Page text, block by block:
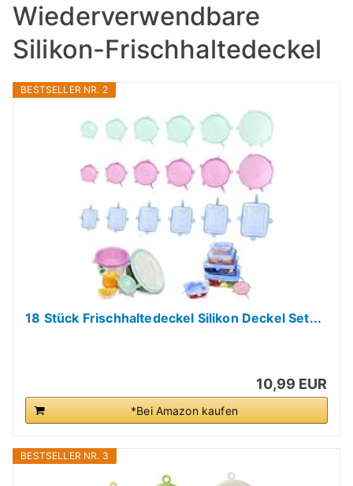
Wiederverwendbare
Silikon-Frischhaltedeckel
BESTSELLER NR. 2
18 Stück Frischhaltedeckel Silikon Deckel Set...
10,99 EUR
*Bei Amazon kaufen
BESTSELLER NR. 3